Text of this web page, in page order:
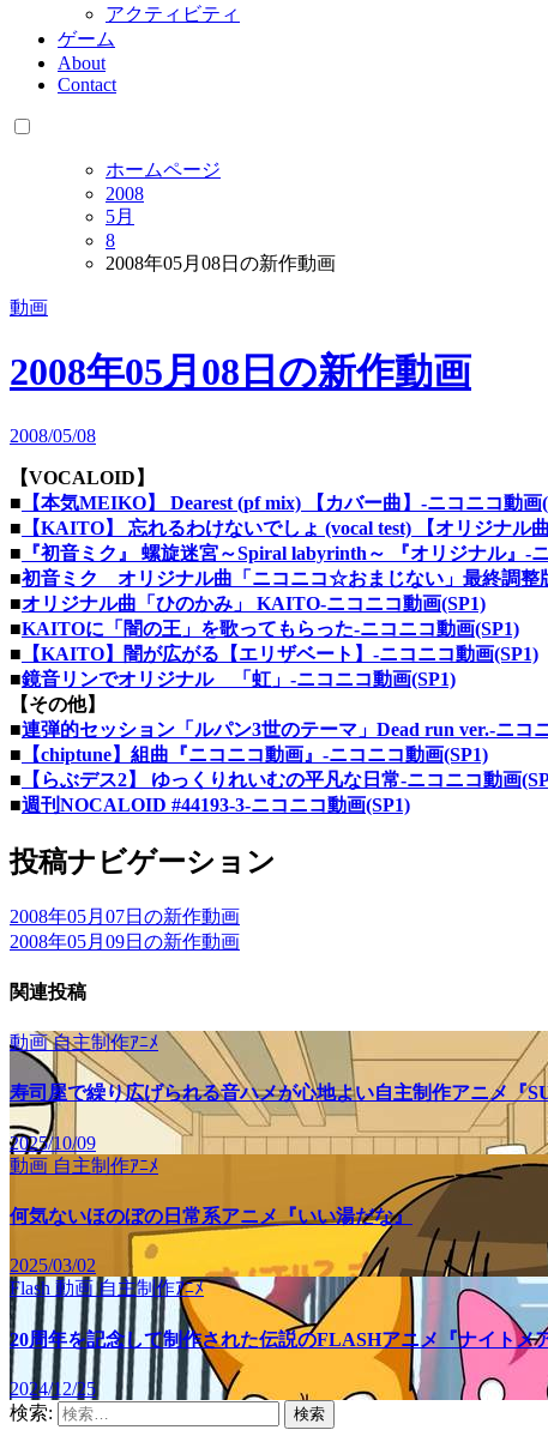
アクティビティ
ゲーム
About
Contact
ホームページ
2008
5月
8
2008年05月08日の新作動画
動画
2008年05月08日の新作動画
2008/05/08
【VOCALOID】
■ 【本気MEIKO】 Dearest (pf mix) 【カバー曲】‐ニコニコ動画
■ 【KAITO】 忘れるわけないでしょ (vocal test) 【オリジナル
■ 『初音ミク』 螺旋迷宮～Spiral labyrinth～ 『オリジナル』‐
■初音ミク オリジナル曲「ニコニコ☆おまじない」最終調整
■オリジナル曲「ひのかみ」 KAITO‐ニコニコ動画(SP1)
■KAITOに「闇の王」を歌ってもらった‐ニコニコ動画(SP1)
■ 【KAITO】闇が広がる【エリザベート】‐ニコニコ動画(SP1)
■鏡音リンでオリジナル 「虹」‐ニコニコ動画(SP1)
【その他】
■連弾的セッション「ルパン3世のテーマ」Dead run ver.‐ニコ
■ 【chiptune】組曲『ニコニコ動画』‐ニコニコ動画(SP1)
■ 【らぶデス2】 ゆっくりれいむの平凡な日常‐ニコニコ動画
■週刊NOCALOID #44193-3‐ニコニコ動画(SP1)
投稿ナビゲーション
2008年05月07日の新作動画
2008年05月09日の新作動画
関連投稿
動画自主制作ｱﾆﾒ
寿司屋で繰り広げられる音ハメが心地よい自主制作アニメ『
2025/10/09
動画 自主制作ｱﾆﾒ
何気ないほのぼの日常系アニメ『いい湯だな』
2025/03/02
Flash 動画自主制作ｱﾆﾒ
20周年を記念して制作された伝説のFLASHアニメ『ナイトメ
2024/12/25
検索: